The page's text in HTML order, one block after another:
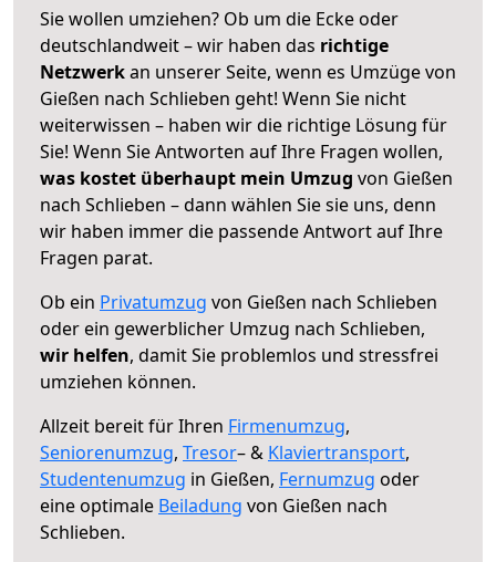
Sie wollen umziehen? Ob um die Ecke oder
deutschlandweit – wir haben das richtige
Netzwerkan unserer Seite, wenn es Umzüge von
Gießen nach Schlieben geht! Wenn Sie nicht
weiterwissen – haben wir die richtige Lösung für
Sie! Wenn Sie Antworten auf Ihre Fragen wollen,
was kostet überhaupt mein Umzug von Gießen
nach Schlieben – dann wählen Sie sie uns, denn
wir haben immer die passende Antwort auf Ihre
Fragen parat.
Ob ein Privatumzug von Gießen nach Schlieben
oder ein gewerblicher Umzug nach Schlieben,
wir helfen, damit Sie problemlos und stressfrei
umziehen können.
Allzeit bereit für Ihren Firmenumzug,
Seniorenumzug, Tresor– & Klaviertransport,
Studentenumzug in Gießen, Fernumzug oder
eine optimale Beiladung von Gießen nach
Schlieben.